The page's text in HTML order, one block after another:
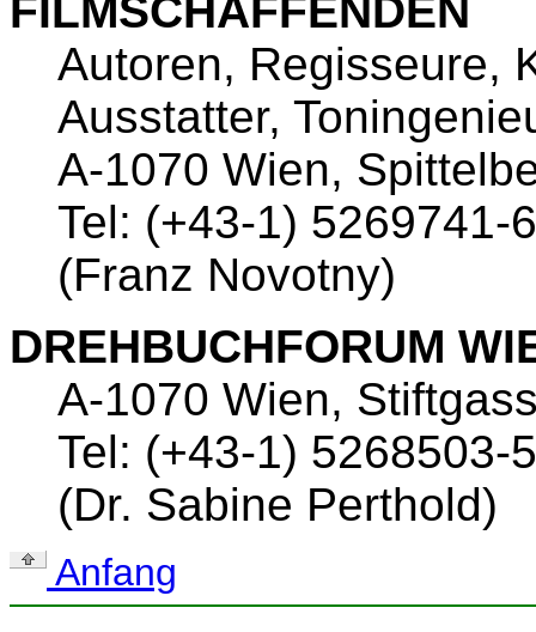
FILMSCHAFFENDEN
Autoren, Regisseure,
Ausstatter,
A-1070 Wien,
Tel: (+43-1) 5269741-
(Franz Novotny)
DREHBUCHFORUM
A-1070 Wien,
Tel: (+43-1) 5268503-
(Dr. Sabine Perthold)
Anfang